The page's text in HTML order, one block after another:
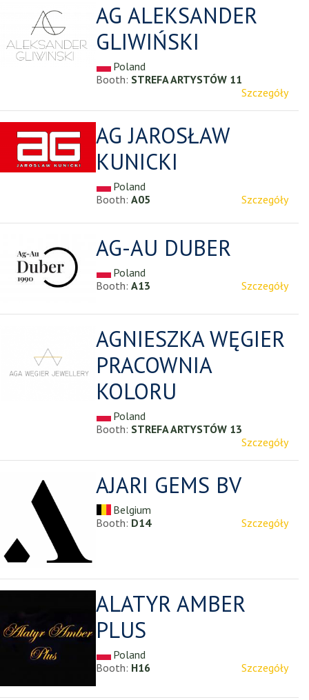
AG ALEKSANDER
GLIWIŃSKI
Poland
Booth: STREFA ARTYSTÓW 11
Szczegóły
AG JAROSŁAW
KUNICKI
Poland
Booth:A05 Szczegóły
AG-AU DUBER
Poland
Booth:A13 Szczegóły
AGNIESZKA WĘGIER
PRACOWNIA
KOLORU
Poland
Booth: STREFA ARTYSTÓW 13
Szczegóły
AJARI GEMS BV
Belgium
Booth: D14 Szczegóły
ALATYR AMBER
PLUS
Poland
Booth: H16 Szczegóły